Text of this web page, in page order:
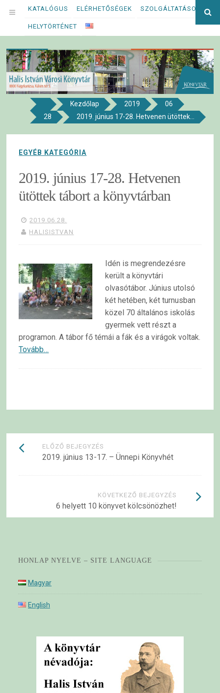
Megszakítás
OPEN
MENU
KATALÓGUS ELÉRHETŐSÉGEK SZOLGÁLTATÁSOK
HELYTÖRTÉNET
Halis István Városi Könyvtár
8800 NAGYKANIZSA, KÁLVIN TÉR 5.
Kezdőlap 2019
06
28
2019. június 17-28. Hetvenen ütöttek...
EGYÉB KATEGÓRIA
2019. június 17-28. Hetvenen
ütöttek tábort a könyvtárban
2019.06.28.
HALISISTVAN
Idén is megrendezésre
került a könyvtári
olvasótábor. Június utolsó
két hetében, két turnusban
közel 70 általános iskolás
gyermek vett részt a
programon. A tábor fő témái a fák és a virágok voltak.
Tovább…
Bejegyzések
navigációja
ELŐZŐ BEJEGYZÉS
2019. június 13-17. – Ünnepi Könyvhét
KÖVETKEZŐ BEJEGYZÉS
6 helyett 10 könyvet kölcsönözhet!
HONLAP NYELVE – SITE LANGUAGE
Magyar
English